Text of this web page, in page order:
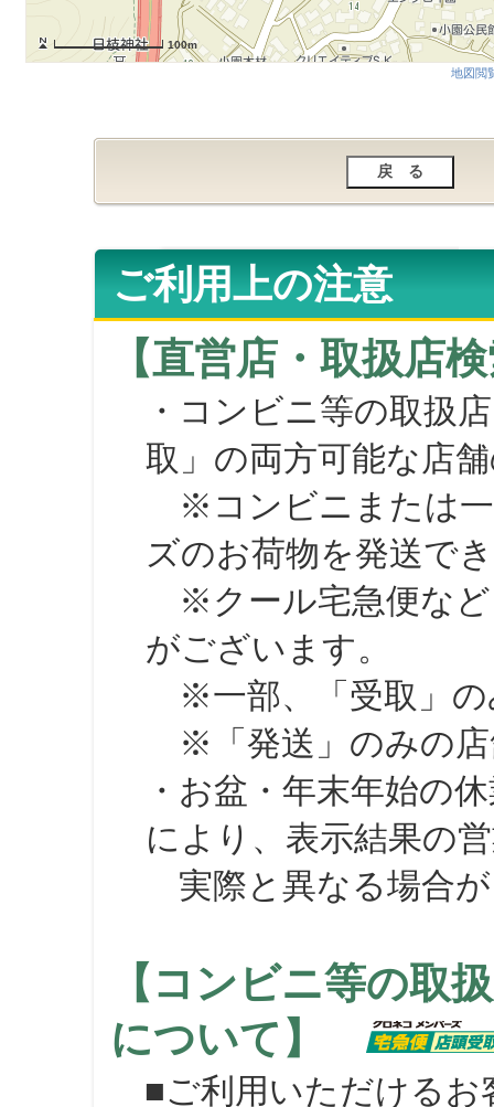
100m
地図閲
ご利用上の注意
【直営店・取扱店
・コンビニ等の取扱
取」の両方可能な店
※コンビニまたは一
ズのお荷物を発送で
※クール宅急便など
がございます。
※一部、「受取」の
※「発送」のみの店
・お盆・年末年始の
により、表示結果の
実際と異なる場合が
【コンビニ等の取
について】
■ご利用いただけるお